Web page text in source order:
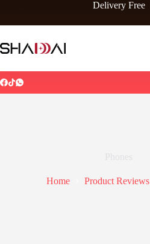
Delivery Free
Home Product Reviews